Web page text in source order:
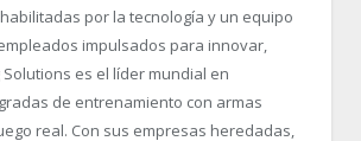
por la tecnología y un equipo
impulsados para innovar,
Solutions es el líder mundial en
de entrenamiento con armas
real. Con sus empresas heredadas,